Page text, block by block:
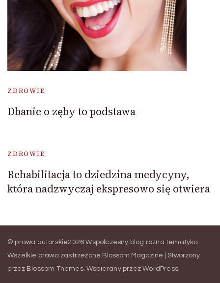
ZDROWIE
Dbanie o zęby to podstawa
ZDROWIE
Rehabilitacja to dziedzina medycyny,
która nadzwyczaj ekspresowo się otwiera
© prawa autorskie2026Współczesny blog rózna tematyka .
Wszelkie prawa zastrzeżone. Blossom Magazine | Stworzony
przez Blossom Themes. Wspierany przezWordPress.